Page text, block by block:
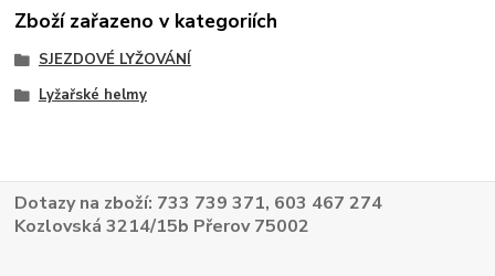
Zboží zařazeno v kategoriích
SJEZDOVÉ LYŽOVÁNÍ
Lyžařské helmy
Dotazy na zboží: 733 739 371, 603 467 274
Kozlovská 3214/15b Přerov 75002